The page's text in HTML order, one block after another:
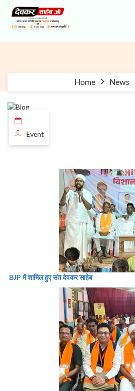
Home News
Event
BJP में शामिल हुए संत देवकर साहेब